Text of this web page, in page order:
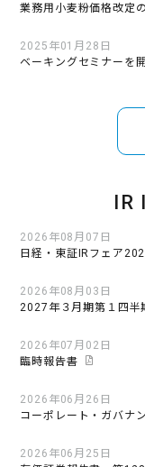
業務用小麦粉価格改定
2025年01月28日
ベーキングセミナーを
IR
2026年08月07日
日経・東証IRフェア
2026年08月03日
2027年３月期第１四半
2026年07月02日
臨時報告書
2026年06月26日
コーポレート・ガバナ
2026年06月25日